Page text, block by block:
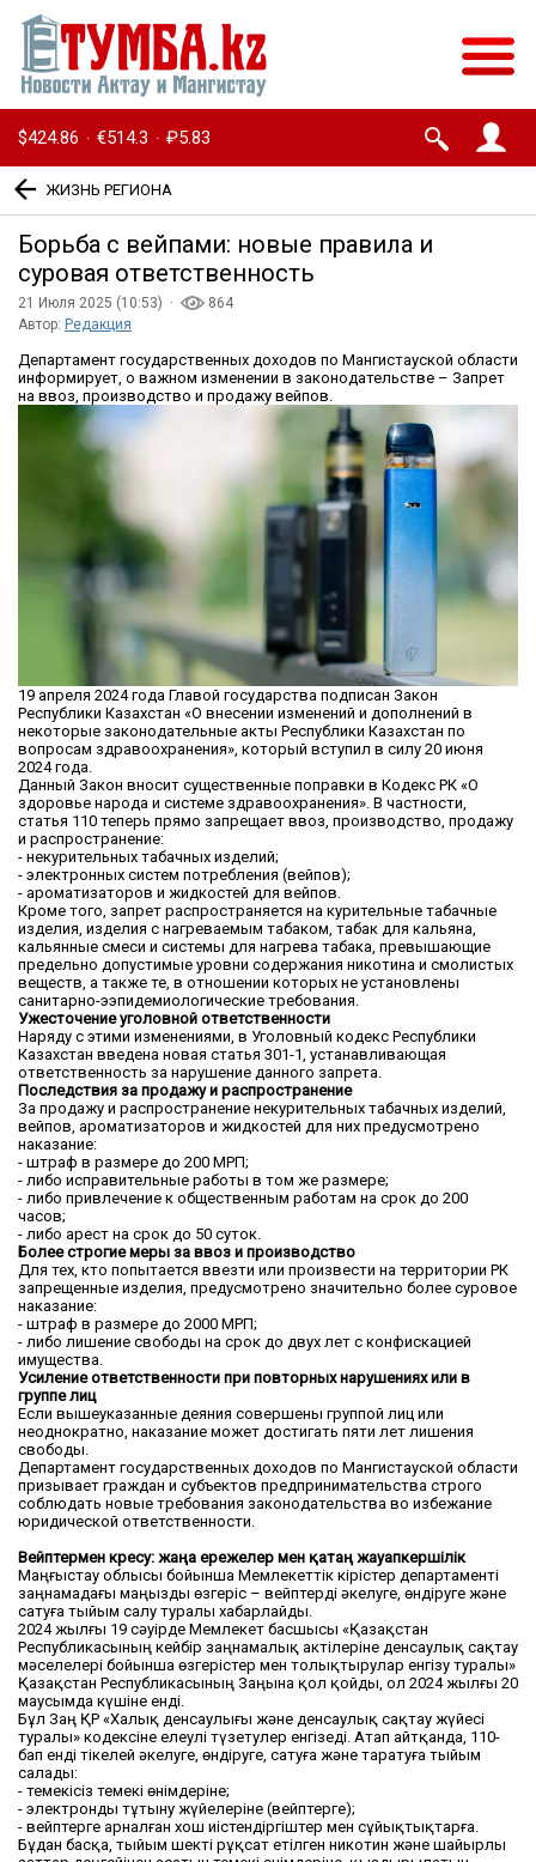
$424.86 · €514.3 · ₽5.83
ЖИЗНЬ РЕГИОНА
Борьба с вейпами: новые правила и
суровая ответственность
21 Июля 2025 (10:53) ·
864
Автор: Редакция
Департамент государственных доходов по Мангистауской области
информирует, о важном изменении в законодательстве – Запрет
на ввоз, производство и продажу вейпов.
19 апреля 2024 года Главой государства подписан Закон
Республики Казахстан «О внесении изменений и дополнений в
некоторые законодательные акты Республики Казахстан по
вопросам здравоохранения», который вступил в силу 20 июня
2024 года.
Данный Закон вносит существенные поправки в Кодекс РК «О
здоровье народа и системе здравоохранения». В частности,
статья 110 теперь прямо запрещает ввоз, производство, продажу
и распространение:
- некурительных табачных изделий;
- электронных систем потребления (вейпов);
- ароматизаторов и жидкостей для вейпов.
Кроме того, запрет распространяется на курительные табачные
изделия, изделия с нагреваемым табаком, табак для кальяна,
кальянные смеси и системы для нагрева табака, превышающие
предельно допустимые уровни содержания никотина и смолистых
веществ, а также те, в отношении которых не установлены
санитарно-ээпидемиологические требования.
Ужесточение уголовной ответственности
Наряду с этими изменениями, в Уголовный кодекс Республики
Казахстан введена новая статья 301-1, устанавливающая
ответственность за нарушение данного запрета.
Последствия за продажу и распространение
За продажу и распространение некурительных табачных изделий,
вейпов, ароматизаторов и жидкостей для них предусмотрено
наказание:
- штраф в размере до 200 МРП;
- либо исправительные работы в том же размере;
- либо привлечение к общественным работам на срок до 200
часов;
- либо арест на срок до 50 суток.
Более строгие меры за ввоз и производство
Для тех, кто попытается ввезти или произвести на территории РК
запрещенные изделия, предусмотрено значительно более суровое
наказание:
- штраф в размере до 2000 МРП;
- либо лишение свободы на срок до двух лет с конфискацией
имущества.
Усиление ответственности при повторных нарушениях или в
группе лиц
Если вышеуказанные деяния совершены группой лиц или
неоднократно, наказание может достигать пяти лет лишения
свободы.
Департамент государственных доходов по Мангистауской области
призывает граждан и субъектов предпринимательства строго
соблюдать новые требования законодательства во избежание
юридической ответственности.
Вейптермен күресу: жаңа ережелер мен қатаң жауапкершілік
Маңғыстау облысы бойынша Мемлекеттік кірістер департаменті
заңнамадағы маңызды өзгеріс – вейптерді әкелуге, өндіруге және
сатуға тыйым салу туралы хабарлайды.
2024 жылғы 19 сәуірде Мемлекет басшысы «Қазақстан
Республикасының кейбір заңнамалық актілеріне денсаулық сақтау
мәселелері бойынша өзгерістер мен толықтырулар енгізу туралы»
Қазақстан Республикасының Заңына қол қойды, ол 2024 жылғы 20
маусымда күшіне енді.
Бұл Заң ҚР «Халық денсаулығы және денсаулық сақтау жүйесі
туралы» кодексіне елеулі түзетулер енгізеді. Атап айтқанда, 110-
бап енді тікелей әкелуге, өндіруге, сатуға және таратуға тыйым
салады:
- темекісіз темекі өнімдеріне;
- электронды тұтыну жүйелеріне (вейптерге);
- вейптерге арналған хош иістендіргіштер мен сұйықтықтарға.
Бұдан басқа, тыйым шекті рұқсат етілген никотин және шайырлы